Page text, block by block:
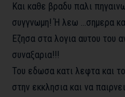
Και καθε βραδυ παλι
συγγνωμη! Ή λεω …σημερα
Εζησα στα λογια αυτου του
συναξαρια!!!
Του εδωσα κατι λεφτα και
στην εκκλησια και να